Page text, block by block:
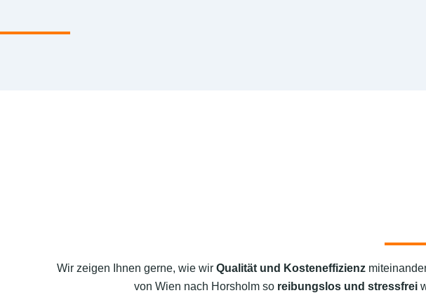
Wir zeigen Ihnen gerne, wie wir Qualität und Kosteneffizienz
von Wien nach Horsholm so reibungslos und stressfrei